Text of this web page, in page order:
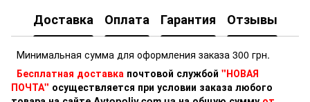
Доставка Оплата Гарантия Отзывы
Минимальная сумма для оформления заказа 300 грн.
Бесплатная доставка почтовой службой "НОВАЯ
ПОЧТА" осуществляется при условии заказа любого